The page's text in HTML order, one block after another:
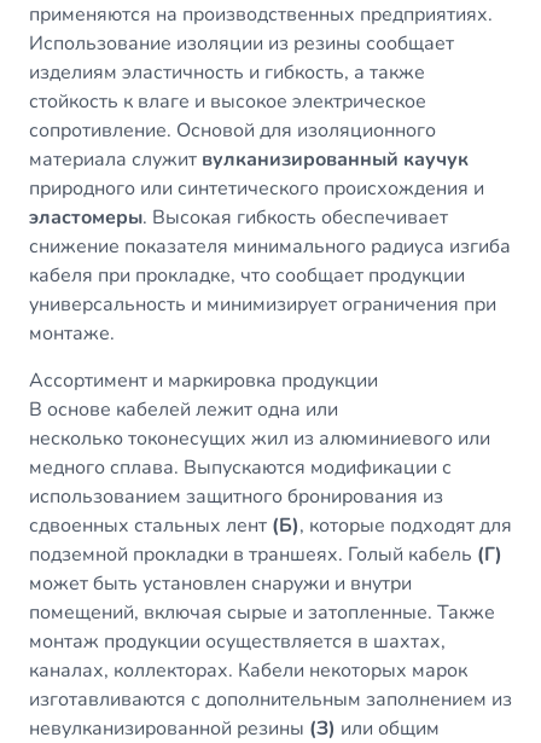
применяются на производственных предприятиях.
Использование изоляции из резины сообщает
изделиям эластичность и гибкость, а также
стойкость к влаге и высокое электрическое
сопротивление. Основой для изоляционного
материала служит вулканизированный каучук
природного или синтетического происхождения и
эластомеры. Высокая гибкость обеспечивает
снижение показателя минимального радиуса изгиба
кабеля при прокладке, что сообщает продукции
универсальность и минимизирует ограничения при
монтаже.
Ассортимент и маркировка продукции
В основе кабелей лежит одна или
несколько токонесущих жил из алюминиевого или
медного сплава. Выпускаются модификации с
использованием защитного бронирования из
сдвоенных стальных лент (Б), которые подходят для
подземной прокладки в траншеях. Голый кабель (Г)
может быть установлен снаружи и внутри
помещений, включая сырые и затопленные. Также
монтаж продукции осуществляется в шахтах,
каналах, коллекторах. Кабели некоторых марок
изготавливаются с дополнительным заполнением из
невулканизированной резины (З) или общим